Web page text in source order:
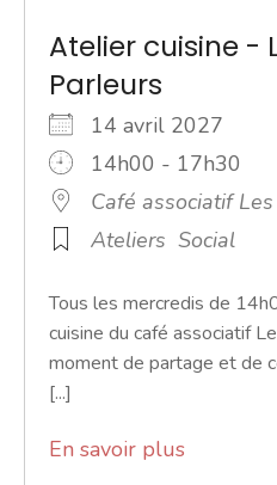
Atelier cuisine -
Parleurs
14 avril 2027
14h00 - 17h30
Café associatif
Ateliers Social
Tous les mercredis de
cuisine du café associatif
moment de partage et de
[...]
En savoir plus